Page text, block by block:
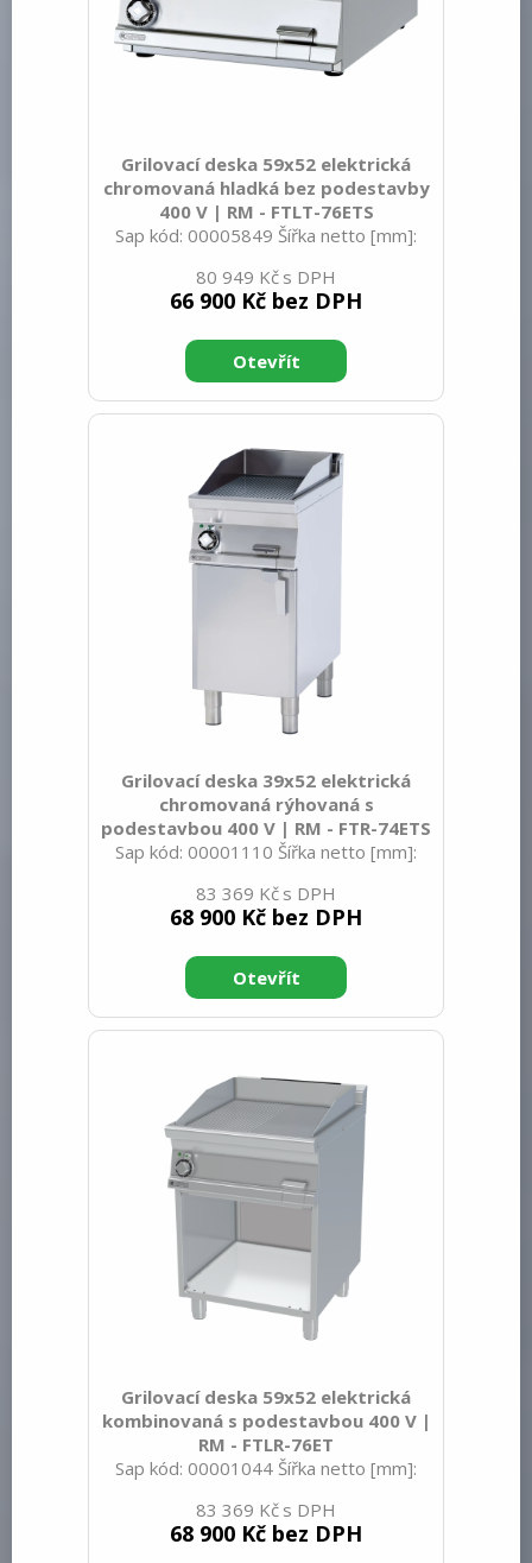
Grilovací deska 59x52 elektrická
chromovaná hladká bez podestavby
400 V | RM - FTLT-76ETS
Sap kód: 00005849 Šířka netto [mm]:
netto [mm]: 280 Hmotnost netto [kg]:
60.00 Šířka brutto [mm]: 630 Hloubka
540 Hmotnost brutto [kg]: 67.00 Typ
spotřebiče: Elektrické zařízení
Konstruční typ zařízení: Stolní Příkon
3N - 50 Hz Stupeň krytí ovládacích
prvků: IPX5 Vnější barva zařízení:
Nerezové Materiál: Nerez Kontrolky:
chodu a nahřátí Typ vrchní desky:
80 949 Kč
66 900 Kč bez DPH
Grilovací deska 39x52 elektrická
chromovaná rýhovaná s
podestavbou 400 V | RM - FTR-74ETS
Sap kód: 00001110 Šířka netto [mm]:
netto [mm]: 900 Hmotnost netto [kg]:
54.00 Šířka brutto [mm]: 430 Hloubka
1110 Hmotnost brutto [kg]: 64.00 Typ
spotřebiče: Elektrické zařízení
Konstruční typ zařízení: Stacionární
ovládacích prvků: IPX5 Vnější barva
zařízení: Nerezové Materiál: Nerez
Kontrolky: chodu a nahřátí Typ vrchní
83 369 Kč
68 900 Kč bez DPH
Grilovací deska 59x52 elektrická
kombinovaná s podestavbou 400 V |
RM - FTLR-76ET
Sap kód: 00001044 Šířka netto [mm]:
netto [mm]: 900 Hmotnost netto [kg]:
72.00 Šířka brutto [mm]: 630 Hloubka
83 369 Kč
68 900 Kč bez DPH